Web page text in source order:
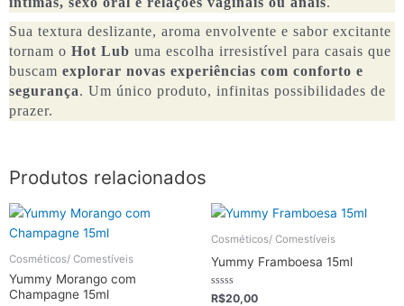
Sua textura deslizante, aroma envolvente e sabor excitante
tornam o Hot Lub uma escolha irresistível para casais que
buscam explorar novas experiências com conforto e
segurança. Um único produto, infinitas possibilidades de
prazer.
Produtos relacionados
Cosméticos/ Comestíveis
Yummy Morango com
Champagne 15ml
Cosméticos/ Comestíveis
Yummy Framboesa 15ml
Avaliação
R$20,00